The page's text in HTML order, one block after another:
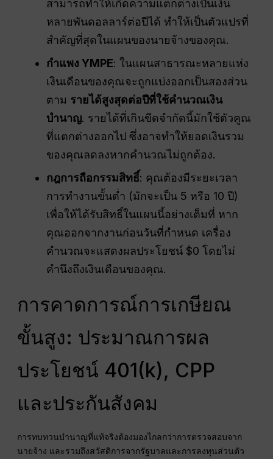
สามารถทำให้เกิดความแตกต่างเป็นเงิน
หลายพันดอลลาร์ต่อปีได้ ทำให้เป็นตัวแปรที่
สำคัญที่สุดในแผนของนายจ้างของคุณ.
กำแพง YMPE: ในแผนสาธารณะหลายแห่ง
เงินเดือนของคุณจะถูกแบ่งออกเป็นสองส่วน
ตาม รายได้สูงสุดต่อปีที่ใช้คำนวณเงิน
บำนาญ. รายได้ที่เกินขีดจำกัดนี้มักใช้ตัวคูณ
ที่แตกต่างออกไป ซึ่งอาจทำให้ยอดเงินรวม
ของคุณลดลงหากคำนวณไม่ถูกต้อง.
กฎการถือกรรมสิทธิ์: คุณต้องมีระยะเวลา
การทำงานขั้นต่ำ (มักจะเป็น 5 หรือ 10 ปี)
เพื่อให้ได้รับสิทธิ์ในแผนนี้อย่างเต็มที่ หาก
คุณออกจากงานก่อนวันที่กำหนด เครื่อง
คำนวณจะแสดงผลประโยชน์ $0 โดยไม่
คำนึงถึงเงินเดือนของคุณ.
การคาดการณ์การเกษียณ
ขั้นสูง: ประมาณการผล
ประโยชน์ 401(k), CPP
และประกันสังคม
การทบทวนบำนาญที่แท้จริงต้องมองไกลกว่าการตรวจสอบจาก
นายจ้าง และรวมถึงสวัสดิการจากรัฐบาลและการลงทุนส่วนตัว